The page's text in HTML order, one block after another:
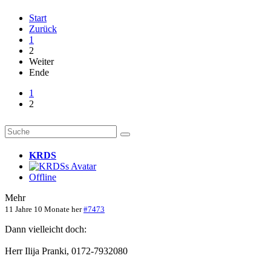
Start
Zurück
1
2
Weiter
Ende
1
2
KRDS
Offline
Mehr
11 Jahre 10 Monate her #7473
Dann vielleicht doch:
Herr Ilija Pranki, 0172-7932080